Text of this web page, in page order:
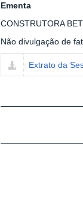
Ementa
CONSTRUTORA
Não divulgação de
Extrato da